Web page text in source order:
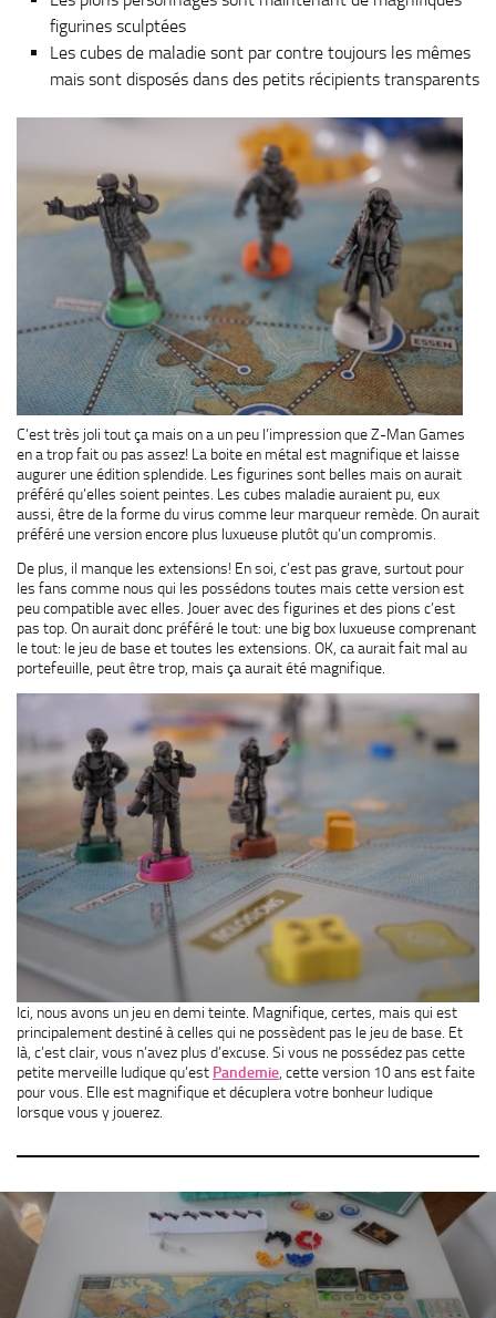
figurines sculptées
Les cubes de maladie sont par contre toujours les mêmes
mais sont disposés dans des petits récipients transparents
C’est très joli tout ça mais on a un peu l’impression que Z-Man Games
en a trop fait ou pas assez! La boite en métal est magnifique et laisse
augurer une édition splendide. Les figurines sont belles mais on aurait
préféré qu’elles soient peintes. Les cubes maladie auraient pu, eux
aussi, être de la forme du virus comme leur marqueur remède. On aurait
préféré une version encore plus luxueuse plutôt qu’un compromis.
De plus, il manque les extensions! En soi, c’est pas grave, surtout pour
les fans comme nous qui les possédons toutes mais cette version est
peu compatible avec elles. Jouer avec des figurines et des pions c’est
pas top. On aurait donc préféré le tout: une big box luxueuse comprenant
le tout: le jeu de base et toutes les extensions. OK, ca aurait fait mal au
portefeuille, peut être trop, mais ça aurait été magnifique.
Ici, nous avons un jeu en demi teinte. Magnifique, certes, mais qui est
principalement destiné à celles qui ne possèdent pas le jeu de base. Et
là, c’est clair, vous n’avez plus d’excuse. Si vous ne possédez pas cette
petite merveille ludique qu’est Pandemie , cette version 10 ans est faite
pour vous. Elle est magnifique et décuplera votre bonheur ludique
lorsque vous y jouerez.